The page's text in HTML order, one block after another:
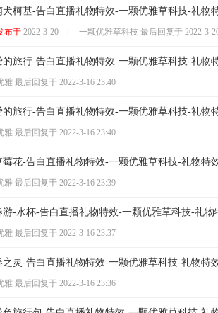
犬柯基-告白直播礼物特效-一颗优雅草科技-礼物
布于 2022-3-20 一颗优雅草科技 最后回复于 2022-3-
的旅行-告白直播礼物特效-一颗优雅草科技-礼物
雅 最后回复于 2022-3-16 23:40
的旅行-告白直播礼物特效-一颗优雅草科技-礼物
雅 最后回复于 2022-3-16 23:40
莓花-告白直播礼物特效-一颗优雅草科技-礼物特
雅 最后回复于 2022-3-16 23:39
游-水杯-告白直播礼物特效-一颗优雅草科技-礼
雅 最后回复于 2022-3-16 23:37
之灵-告白直播礼物特效-一颗优雅草科技-礼物特
雅 最后回复于 2022-3-16 23:36